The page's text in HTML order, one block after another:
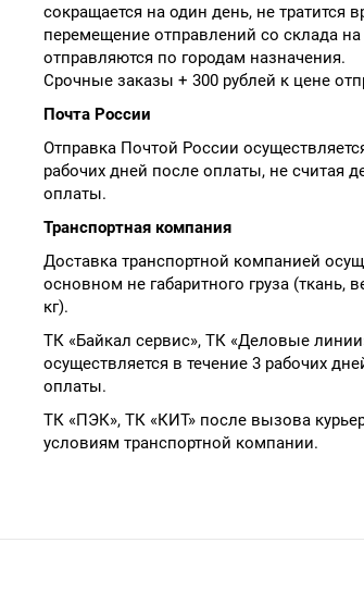
сокращается на один день, не тратится
перемещение отправлений со склада на
отправляются по городам назначения.
Срочные заказы + 300 рублей к цене
Почта России
Отправка Почтой России
рабочих дней после оплаты, не считая
оплаты.
Транспортная компания
Доставка транспортной компанией
основном не габаритного груза (ткань,
кг).
ТК «Байкал сервис», ТК «Деловые
осуществляется в течение 3 рабочих
оплаты.
ТК «ПЭК», ТК «КИТ» после вызова
условиям транспортной компании.